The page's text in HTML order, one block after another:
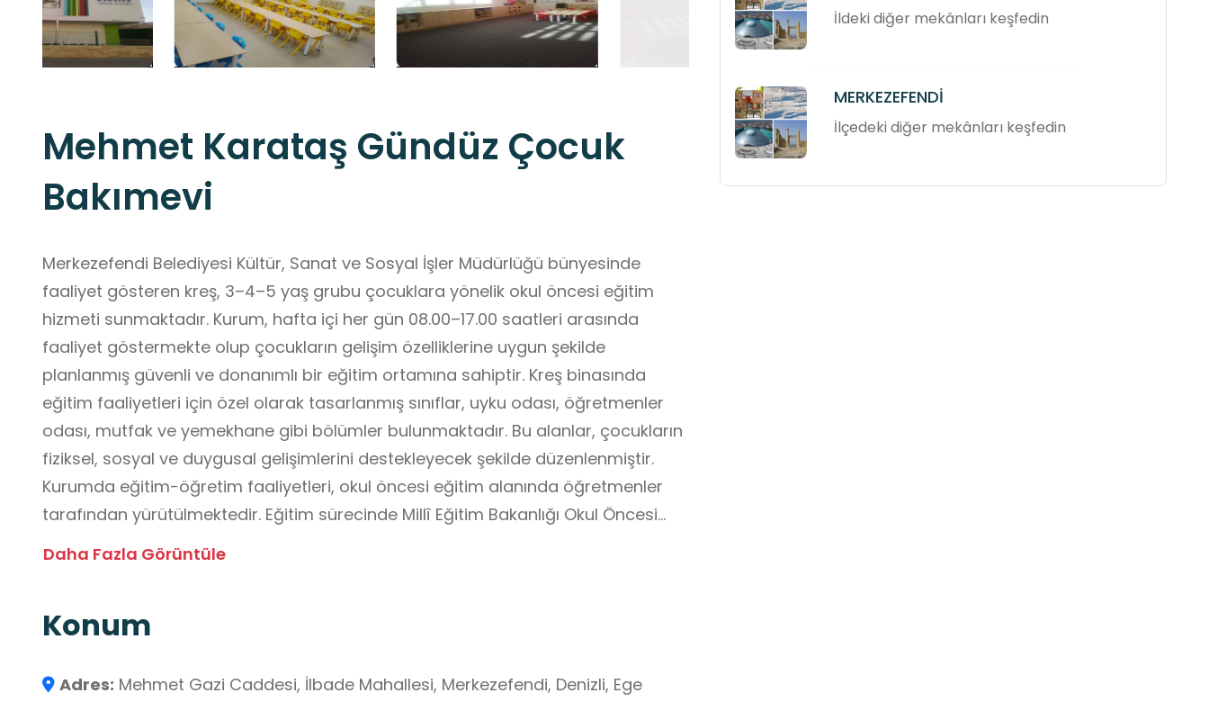
Mehmet Karataş Gündüz Çocuk
Bakımevi
Merkezefendi Belediyesi Kültür, Sanat ve Sosyal İşler Müdürlüğü bünyesinde
faaliyet gösteren kreş, 3–4–5 yaş grubu çocuklara yönelik okul öncesi eğitim
hizmeti sunmaktadır. Kurum, hafta içi her gün 08.00–17.00 saatleri arasında
faaliyet göstermekte olup çocukların gelişim özelliklerine uygun şekilde
planlanmış güvenli ve donanımlı bir eğitim ortamına sahiptir. Kreş binasında
eğitim faaliyetleri için özel olarak tasarlanmış sınıflar, uyku odası, öğretmenler
odası, mutfak ve yemekhane gibi bölümler bulunmaktadır. Bu alanlar, çocukların
fiziksel, sosyal ve duygusal gelişimlerini destekleyecek şekilde düzenlenmiştir.
Kurumda eğitim-öğretim faaliyetleri, okul öncesi eğitim alanında öğretmenler
tarafından yürütülmektedir. Eğitim sürecinde Millî Eğitim Bakanlığı Okul Öncesi
çocukların dil gelişimi, ifade becerileri ve özgüvenlerinin desteklenmesi
Kreş çocukların bilişsel, sosyal ve motor gelişimlerini destekleyen uygulamalı
Daha Fazla Görüntüle
Konum
Adres: Mehmet Gazi Caddesi, İlbade Mahallesi, Merkezefendi, Denizli, Ege
İldeki diğer mekânları keşfedin
MERKEZEFENDİ
İlçedeki diğer mekânları keşfedin